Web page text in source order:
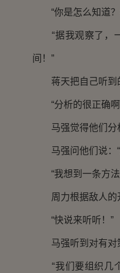
“你是怎么知道？
“据我观察了，一
间！”
蒋天把自己听到的
“分析的很正确啊
马强觉得他们分析
马强问他们说：“
“我想到一条方法
周力根据敌人的
“快说来听听！”
马强听到对有对策
“我们要组织几个